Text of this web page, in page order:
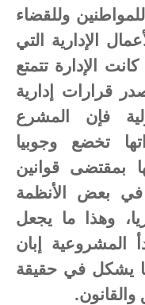
وللقضاء
الإدارية التي
كانت الإدارة تتمتع
قرارات إدارية
فإن المشرع
تخضع وجوبيا
بمقتضى قوانين
في بعض الأنظمة
وهذا ما يجعل
المشروعية إبان
ما يشكل في حقيقة
والقانون.